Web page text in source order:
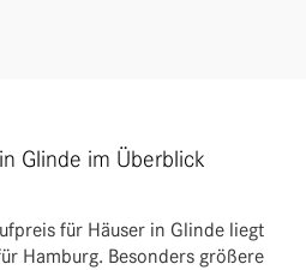
Glinde im Überblick
für Häuser in Glinde liegt
Hamburg. Beson­ders größere